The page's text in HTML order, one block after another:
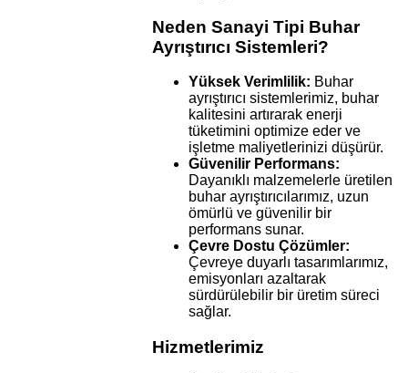
Neden Sanayi Tipi Buhar
Ayrıştırıcı Sistemleri?
Yüksek Verimlilik: Buhar
ayrıştırıcı sistemlerimiz, buhar
kalitesini artırarak enerji
tüketimini optimize eder ve
işletme maliyetlerinizi düşürür.
Güvenilir Performans:
Dayanıklı malzemelerle üretilen
buhar ayrıştırıcılarımız, uzun
ömürlü ve güvenilir bir
performans sunar.
Çevre Dostu Çözümler:
Çevreye duyarlı tasarımlarımız,
emisyonları azaltarak
sürdürülebilir bir üretim süreci
sağlar.
Hizmetlerimiz